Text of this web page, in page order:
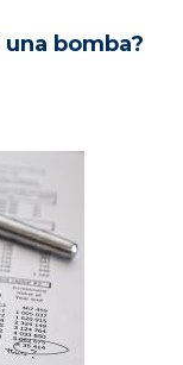
bomba?